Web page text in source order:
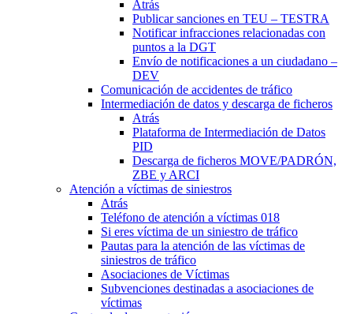
Atrás
Publicar sanciones en TEU – TESTRA
Notificar infracciones relacionadas con
puntos a la DGT
Envío de notificaciones a un ciudadano –
DEV
Comunicación de accidentes de tráfico
Intermediación de datos y descarga de ficheros
Atrás
Plataforma de Intermediación de Datos
PID
Descarga de ficheros MOVE/PADRÓN,
ZBE y ARCI
Atención a víctimas de siniestros
Atrás
Teléfono de atención a víctimas 018
Si eres víctima de un siniestro de tráfico
Pautas para la atención de las víctimas de
siniestros de tráfico
Asociaciones de Víctimas
Subvenciones destinadas a asociaciones de
víctimas